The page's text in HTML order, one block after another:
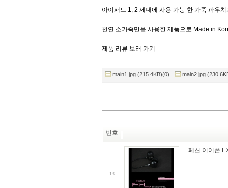
아이패드 1, 2 세대에 사용 가능 한 가죽 파우
천연 소가죽만을 사용한 제품으로 Made in
제품 리뷰 보러 가기
main1.jpg (215.4KB)(0) main2.jpg
번호
13
페션 이어폰